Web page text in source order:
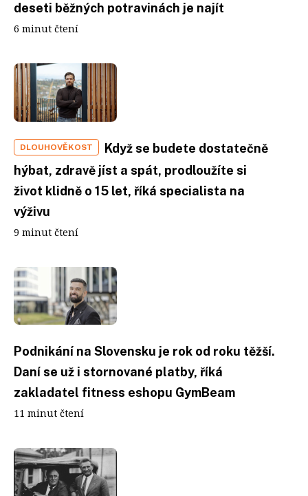
deseti běžných potravinách je najít
6 minut čtení
DLOUHOVĚKOST
Když se budete dostatečně
hýbat, zdravě jíst a spát, prodloužíte si
život klidně o 15 let, říká specialista na
výživu
9 minut čtení
Podnikání na Slovensku je rok od roku těžší.
Daní se už i stornované platby, říká
zakladatel fitness eshopu GymBeam
11 minut čtení